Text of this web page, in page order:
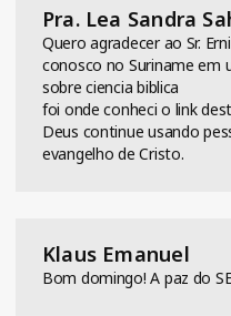
Pra. Lea Sandra
Quero agradecer ao Sr.
conosco no Suriname em
sobre ciencia biblica
foi onde conheci o link
Deus continue usando
evangelho de Cristo.
Klaus Emanuel
Bom domingo! A paz do